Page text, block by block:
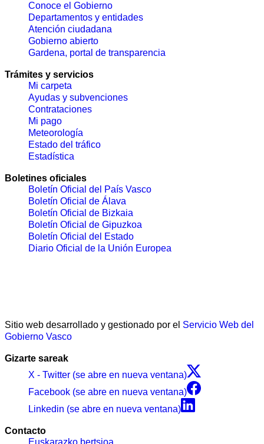
Conoce el Gobierno
Departamentos y entidades
Atención ciudadana
Gobierno abierto
Gardena, portal de transparencia
Trámites y servicios
Mi carpeta
Ayudas y subvenciones
Contrataciones
Mi pago
Meteorología
Estado del tráfico
Estadística
Boletines oficiales
Boletín Oficial del País Vasco
Boletín Oficial de Álava
Boletín Oficial de Bizkaia
Boletín Oficial de Gipuzkoa
Boletín Oficial del Estado
Diario Oficial de la Unión Europea
Sitio web desarrollado y gestionado por el Servicio Web del
Gobierno Vasco
Gizarte sareak
X - Twitter (se abre en nueva ventana)
Facebook (se abre en nueva ventana)
Linkedin (se abre en nueva ventana)
Contacto